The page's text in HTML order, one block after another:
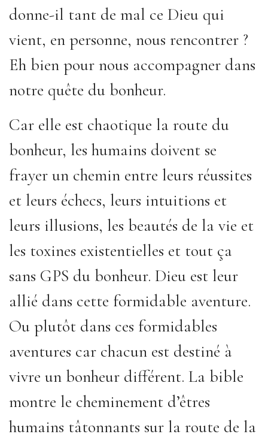
donne-il tant de mal ce Dieu qui
vient, en personne, nous rencontrer ?
Eh bien pour nous accompagner dans
notre quête du bonheur.
Car elle est chaotique la route du
bonheur, les humains doivent se
frayer un chemin entre leurs réussites
et leurs échecs, leurs intuitions et
leurs illusions, les beautés de la vie et
les toxines existentielles et tout ça
sans GPS du bonheur. Dieu est leur
allié dans cette formidable aventure.
Ou plutôt dans ces formidables
aventures car chacun est destiné à
vivre un bonheur différent. La bible
montre le cheminement d’êtres
humains tâtonnants sur la route de la